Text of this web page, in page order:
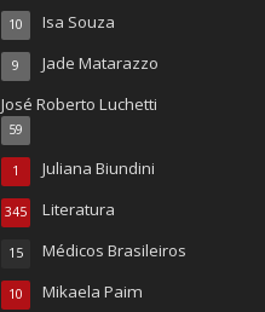
Isa Souza
10
Jade Matarazzo
9
José Roberto Luchetti
59
Juliana Biundini
1
Literatura
345
Médicos Brasileiros
15
Mikaela Paim
10